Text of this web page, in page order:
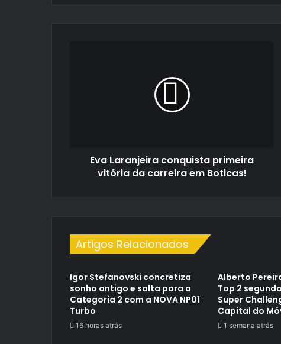
Eva Laranjeira conquista primeira
vitória da carreira em Boticas!
Artigos Relacionados
Igor Stefanovski concretiza
sonho antigo e salta para a
Categoria 2 com a NOVA NP01
Turbo
16 horas atrás
Alberto
Top 2
Super
Capital do
1 semana atrás